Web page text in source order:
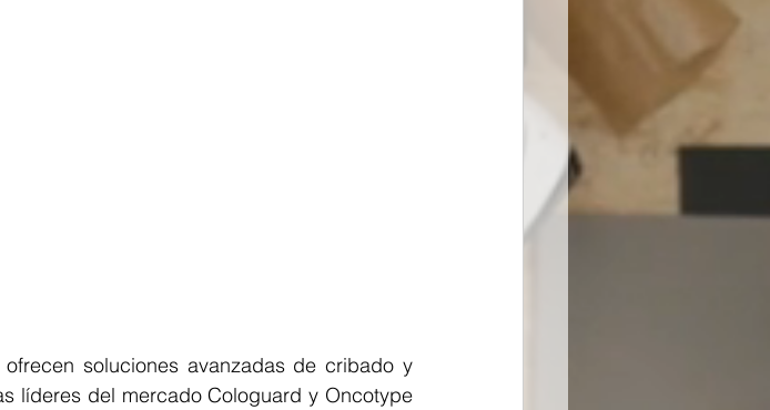
soluciones avanzadas de cribado y
líderes del mercado Cologuard y Oncotype